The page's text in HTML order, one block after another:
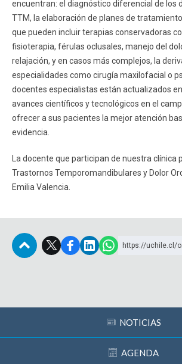
encuentran: el diagnóstico diferencial de los
TTM, la elaboración de planes de
que pueden incluir terapias conservadoras
fisioterapia, férulas oclusales, manejo del
relajación, y en casos más complejos, la
especialidades como cirugía maxilofacial o
docentes especialistas están actualizados
avances científicos y tecnológicos en el
ofrecer a sus pacientes la mejor atención
evidencia.
La docente que participan de nuestra clínica
Trastornos Temporomandibulares y Dolor
Emilia Valencia.
https://uchile.cl/
NOTICIAS
AGENDA